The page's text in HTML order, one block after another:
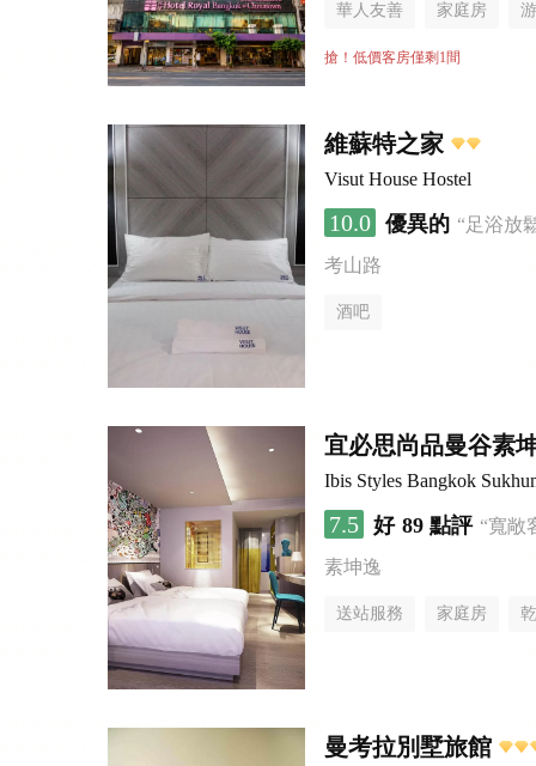
華人友善 家庭房
搶！低價客房僅剩1間
維蘇特之家
Visut House Hostel
10.0 優異的 “足浴放
考山路
酒吧
宜必思尚品曼谷素
Ibis Styles Bangkok
7.5 好 89 點評 “寬敞
素坤逸
送站服務 家庭房
曼考拉別墅旅館